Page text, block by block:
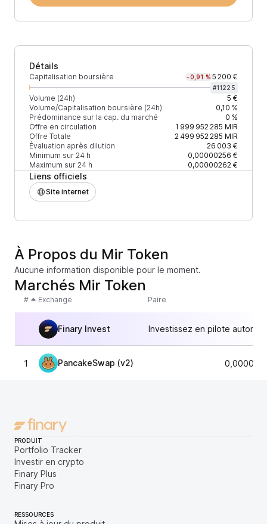
Détails
Capitalisation boursière -0,91 % 5 200 €
#11225
Volume (24h)
5 €
Volume/Capitalisation boursière (24h)
0,10 %
Prédominance sur la cap. du marché
0 %
Offre en circulation
1 999 952 285 MIR
Offre Totale
2 499 952 285 MIR
Évaluation après dilution
26 003 €
Minimum sur 24 h
0,00000256 €
Maximum sur 24 h
0,00000262 €
Liens officiels
Site internet
À Propos du Mir Token
Aucune information disponible pour le moment.
Marchés Mir Token
# Exchange Paire
Finary Invest Investissez en pilote
1 PancakeSwap (v2)
PRODUIT
Portfolio Tracker
Investir en crypto
Finary Plus
Finary Pro
RESSOURCES